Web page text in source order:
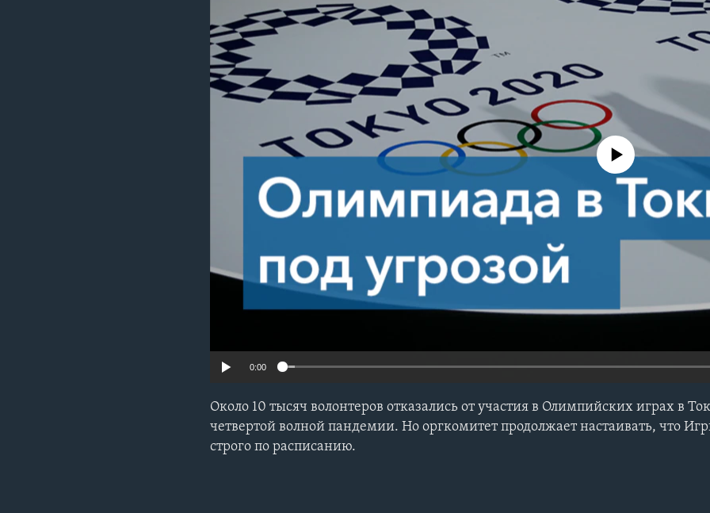
No media source currently
0:00
Около 10 тысяч волонтеров отказались от участия в Олимпийских играх в
четвертой волной пандемии. Но оргкомитет продолжает настаивать, что
строго по расписанию.